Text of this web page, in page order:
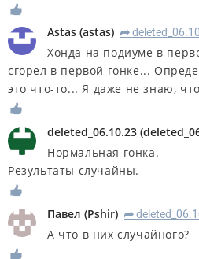
Astas (astas) R
Хонда на подиуме в
сгорел в первой гонке...
это что-то... Я даже не знаю, что
deleted_06.10.23 (
Нормальная гонка.
Результаты случайны.
Павел (Pshir) R
А что в них случайного?